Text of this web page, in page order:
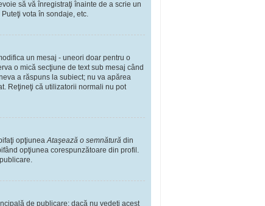
să vă înregistraţi înainte de a scrie un
vota în sondaje, etc.
un mesaj - uneori doar pentru o
o mică secţiune de text sub mesaj când
a răspuns la subiect; nu va apărea
Reţineţi că utilizatorii normali nu pot
opţiuneaAtaşează o semnătură din
opţiunea corespunzătoare din profil.
de publicare; dacă nu vedeţi acest